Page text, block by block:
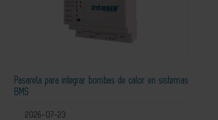
Pasarela para integrar bombas de calor en sistemas
BMS
2026-07-23